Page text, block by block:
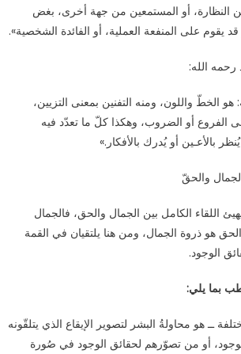
النظارة، أو المستمعين من جهة أخرى، بغض
يقوم على المنفعة العملية، أو الفائدة الشخصية».
الله:
الخطّ واللون، ومنه التفنين بمعنى التزيين،
الفروع أو الضروب، وهكذا كلّ ما تعدّد فيه
بالأعـين أو يُدرك بالأفكار.»
والحقّ
اللقاء الكامل بين الجمال والحق، فالجمال
هو ذروة الجمال، ومن هنا يلتقيان في القمة
الوجود.
بما يلي:
ــ هو محاولةُ البشر لتصوير الإيقاع الذي يتلقّونه
أو من تصوّرهم لحقائق الوجود في صُورة